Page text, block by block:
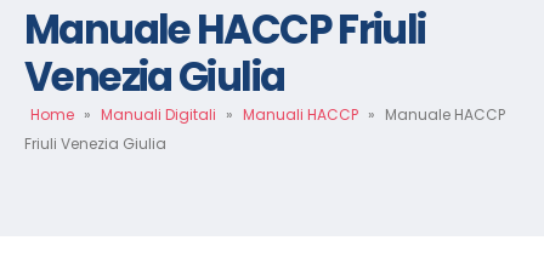
Manuale HACCP Friuli
Venezia Giulia
Home » Manuali Digitali » Manuali HACCP » Manuale HACCP
Friuli Venezia Giulia